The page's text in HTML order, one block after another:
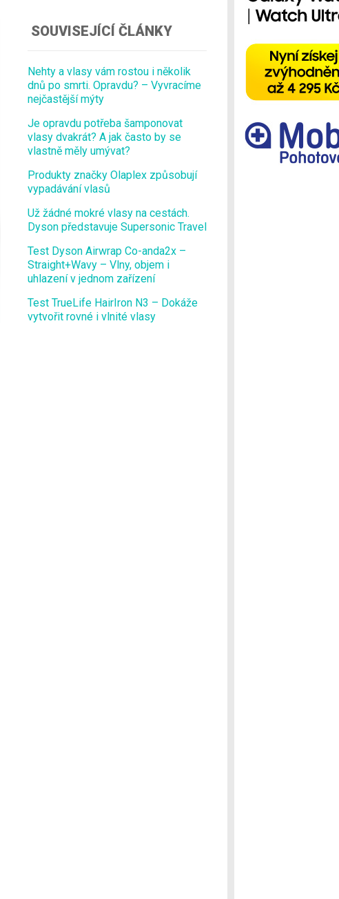
SOUVISEJÍCÍ ČLÁNKY
Nehty a vlasy vám rostou i několik
dnů po smrti. Opravdu? – Vyvracíme
nejčastější mýty
Je opravdu potřeba šamponovat
vlasy dvakrát? A jak často by se
vlastně měly umývat?
Produkty značky Olaplex způsobují
vypadávání vlasů
Už žádné mokré vlasy na cestách.
Dyson představuje Supersonic Travel
Test Dyson Airwrap Co-anda2x –
Straight+Wavy – Vlny, objem i
uhlazení v jednom zařízení
Test TrueLife HairIron N3 – Dokáže
vytvořit rovné i vlnité vlasy